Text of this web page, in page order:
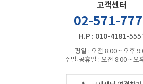
고객센터
02-571-
H.P : 010-4181-
평일 : 오전 8:00 ~ 오후
주말·공휴일 : 오전 8:00 ~ 오